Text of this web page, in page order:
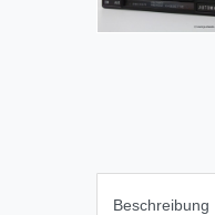
Beschreibung